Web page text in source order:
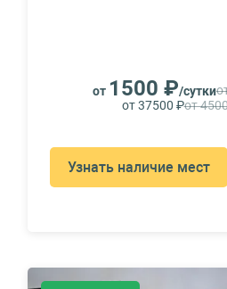
от 1500 ₽/сутки
от 37500 ₽от
Узнать наличие мест